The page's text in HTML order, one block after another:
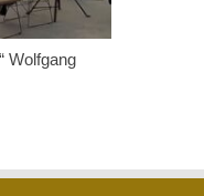
Wolfgang